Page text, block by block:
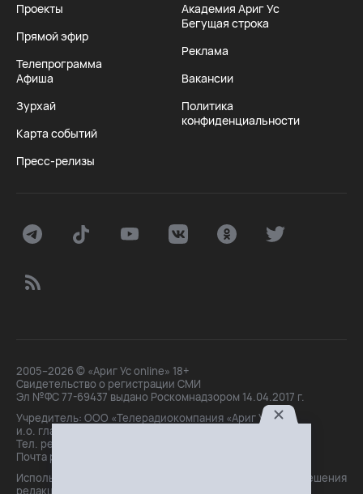
Проекты
Прямой эфир
Телепрограмма
Афиша
Зурхай
Карта событий
Пресс-релизы
Академия Ариг Ус
Бегущая строка
Реклама
Вакансии
Политика
конфиденциальности
2005–2026 © «Ариг Ус online» 18+
Свидетельство о регистрации СМИ
Эл №ФС 77-69437 выдано Роскомнадзором 14.04.2017 г.
Учредитель: ООО «Телерадиокомпания «Ариг Ус»,
и.о. главного редактора: Маханова О.Б.
Тел. peдakции: +7(3012)21-30-14,
Почта peдakции: editor@arigus.tv
Использование материалов только с письменного разрешения
редакции. При цитировании прямая активная ссылка на